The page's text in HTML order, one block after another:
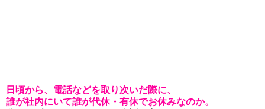
日頃から、電話などを取り次いだ際に、
誰が社内にいて誰が代休・有休でお休みなのか。